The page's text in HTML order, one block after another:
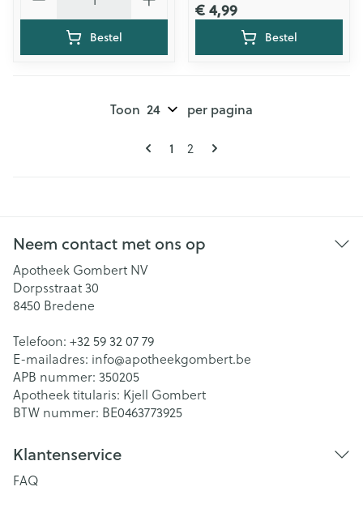
Bestel
€ 4,99
Bestel
Pagina's
U lees momenteel pagina
1 Pagina
2
Toon per pagina
Neem contact met ons op
Apotheek Gombert NV
Dorpsstraat 30
8450 Bredene
Telefoon: +32 59 32 07 79
E-mailadres: info@apotheekgombert.be
APB nummer: 350205
Apotheek titularis: Kjell Gombert
BTW nummer: BE0463773925
Klantenservice
FAQ